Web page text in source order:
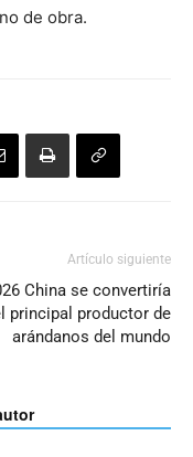
de obra.
Artículo siguiente
China se convertiría
principal productor de
arándanos del mundo